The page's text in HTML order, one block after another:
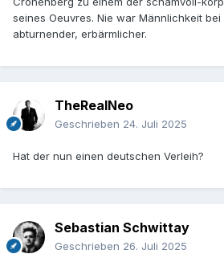
seines Oeuvres. Nie war Männlichkeit
abturnender, erbärmlicher.
TheRealNeo
Geschrieben 24. Juli 2025
Hat der nun einen deutschen Verleih?
Sebastian Schwittay
Geschrieben 26. Juli 2025